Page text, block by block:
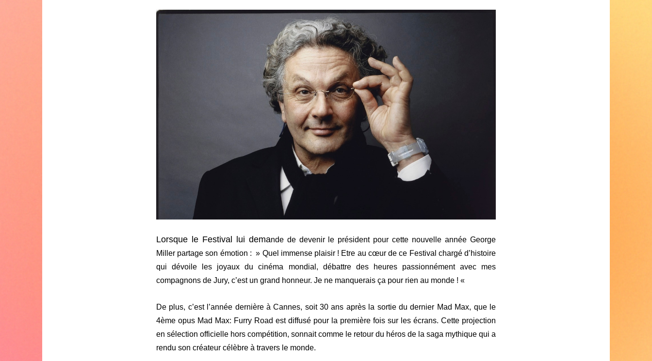
n
e
s
Lorsque le Festival lui demande de devenir le président pour cette nouvelle année George
Miller partage son émotion : » Quel immense plaisir ! Etre au cœur de ce Festival chargé d’histoire
qui dévoile les joyaux du cinéma mondial, débattre des heures passionnément avec mes
compagnons de Jury, c’est un grand honneur. Je ne manquerais ça pour rien au monde ! «
De plus, c’est l’année dernière à Cannes, soit 30 ans après la sortie du dernier Mad Max, que le
4ème opus Mad Max: Furry Road est diffusé pour la première fois sur les écrans. Cette projection
en sélection officielle hors compétition, sonnait comme le retour du héros de la saga mythique qui a
rendu son créateur célèbre à travers le monde.